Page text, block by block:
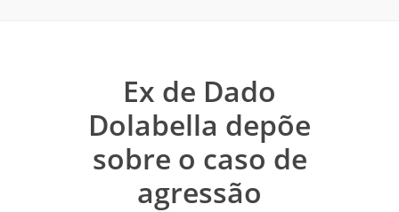
Ex de Dado
Dolabella depõe
sobre o caso de
agressão